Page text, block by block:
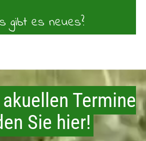
gibt es neues?
Termine
Sie hier!